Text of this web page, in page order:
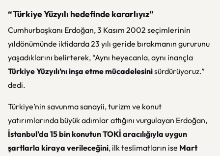
“Türkiye Yüzyılı hedefinde kararlıyız”
Cumhurbaşkanı Erdoğan, 3 Kasım 2002 seçimlerinin
yıldönümünde iktidarda 23 yılı geride bırakmanın gururunu
yaşadıklarını belirterek, “Aynı heyecanla, aynı inançla
Türkiye Yüzyılı’nı inşa etme mücadelesinisürdürüyoruz.”
dedi.
Türkiye’nin savunma sanayii, turizm ve konut
yatırımlarında büyük adımlar attığını vurgulayan Erdoğan,
İstanbul’da 15 bin konutun TOKİ aracılığıyla uygun
şartlarla kiraya verileceğini, ilk teslimatların ise Mart